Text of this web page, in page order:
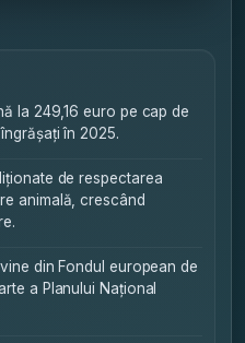
la 249,16 euro pe cap de
în 2025.
de respectarea
animală, crescând
din Fondul european de
a Planului Național